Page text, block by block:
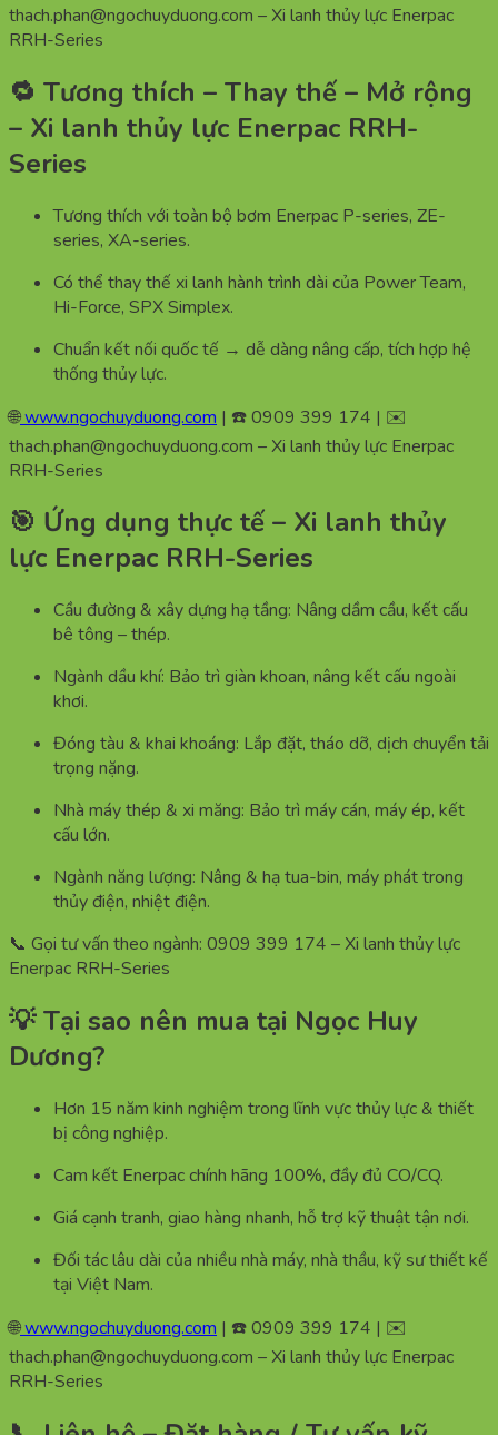
thach.phan@ngochuyduong.com – Xi lanh thủy lực Enerpac
RRH-Series
🔁 Tương thích – Thay thế – Mở rộng
– Xi lanh thủy lực Enerpac RRH-
Series
Tương thích với toàn bộ bơm Enerpac P-series, ZE-
series, XA-series.
Có thể thay thế xi lanh hành trình dài của Power Team,
Hi-Force, SPX Simplex.
Chuẩn kết nối quốc tế → dễ dàng nâng cấp, tích hợp hệ
thống thủy lực.
🌐www.ngochuyduong.com | ☎️ 0909 399 174 | ✉️
thach.phan@ngochuyduong.com – Xi lanh thủy lực Enerpac
RRH-Series
🎯 Ứng dụng thực tế – Xi lanh thủy
lực Enerpac RRH-Series
Cầu đường & xây dựng hạ tầng: Nâng dầm cầu, kết cấu
bê tông – thép.
Ngành dầu khí: Bảo trì giàn khoan, nâng kết cấu ngoài
khơi.
Đóng tàu & khai khoáng: Lắp đặt, tháo dỡ, dịch chuyển tải
trọng nặng.
Nhà máy thép & xi măng: Bảo trì máy cán, máy ép, kết
cấu lớn.
Ngành năng lượng: Nâng & hạ tua-bin, máy phát trong
thủy điện, nhiệt điện.
📞 Gọi tư vấn theo ngành: 0909 399 174 – Xi lanh thủy lực
Enerpac RRH-Series
💡 Tại sao nên mua tại Ngọc Huy
Dương?
Hơn 15 năm kinh nghiệm trong lĩnh vực thủy lực & thiết
bị công nghiệp.
Cam kết Enerpac chính hãng 100%, đầy đủ CO/CQ.
Giá cạnh tranh, giao hàng nhanh, hỗ trợ kỹ thuật tận nơi.
Đối tác lâu dài của nhiều nhà máy, nhà thầu, kỹ sư thiết kế
tại Việt Nam.
🌐www.ngochuyduong.com | ☎️ 0909 399 174 | ✉️
thach.phan@ngochuyduong.com – Xi lanh thủy lực Enerpac
RRH-Series